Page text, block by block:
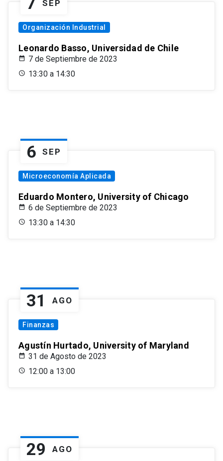
SEP
Organización Industrial
Leonardo Basso, Universidad de Chile
7 de Septiembre de 2023
13:30 a 14:30
6 SEP
Microeconomía Aplicada
Eduardo Montero, University of Chicago
6 de Septiembre de 2023
13:30 a 14:30
31 AGO
Finanzas
Agustín Hurtado, University of Maryland
31 de Agosto de 2023
12:00 a 13:00
29 AGO